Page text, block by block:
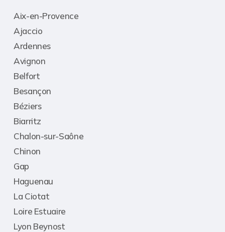
Aix-en-Provence
Ajaccio
Ardennes
Avignon
Belfort
Besançon
Béziers
Biarritz
Chalon-sur-Saône
Chinon
Gap
Haguenau
La Ciotat
Loire Estuaire
Lyon Beynost